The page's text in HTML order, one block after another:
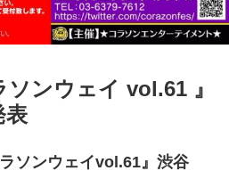
ンウェイ vol.61 』
表
ラソンウェイvol.61』 渋谷